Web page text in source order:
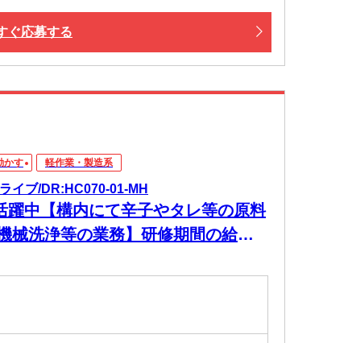
ぐ応募する
かす 軽作業・製造系
イブ/DR:HC070-01-MH
躍中【構内にて辛子やタレ等の原料
械洗浄等の業務】研修期間の給与
ます！